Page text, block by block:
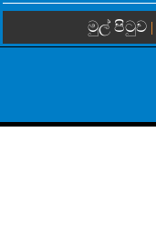
මුල් පිටුව |